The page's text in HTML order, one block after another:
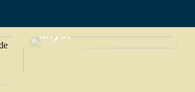
aflyst